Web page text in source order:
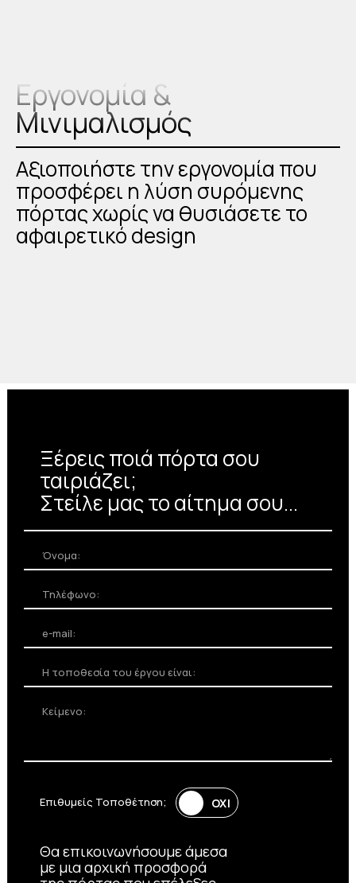
Εργονομία &
Μινιμαλισμός
Αξιοποιήστε την εργονομία που
προσφέρει η λύση συρόμενης
πόρτας χωρίς να θυσιάσετε το
αφαιρετικό design
χρωμάτων
ξύλου, διαλέξτε ανάμεσα σε
δεκάδες επιλογές χρωμάτων
Ξέρεις ποιά πόρτα σου
ταιριάζει;
Στείλε μας το αίτημα σου...
Επιθυμείς Τοποθέτηση;
Θα επικοινωνήσουμε άμεσα
με μια αρχική προσφορά